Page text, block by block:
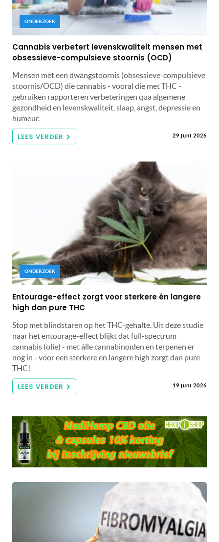
ONDERZOEK
Cannabis verbetert levenskwaliteit mensen met
obsessieve-compulsieve stoornis (OCD)
Mensen met een dwangstoornis (obsessieve-compulsieve
stoornis/OCD) die cannabis - vooral die met THC -
gebruiken rapporteren verbeteringen qua algemene
gezondheid en levenskwaliteit, slaap, angst, depressie en
humeur.
LEES VERDER 29 juni 2026
ONDERZOEK
Entourage-effect zorgt voor sterkere én langere
high dan pure THC
Stop met blindstaren op het THC-gehalte. Uit deze studie
naar het entourage-effect blijkt dat full-spectrum
cannabis (olie) - met álle cannabinoïden en terpenen er
nog in - voor een sterkere en langere high zorgt dan pure
THC!
LEES VERDER 19 juni 2026